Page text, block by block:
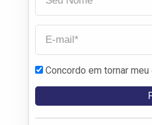
Concordo em tornar